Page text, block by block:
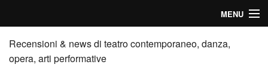
MENU
Home
Recensioni
Recensioni & news di teatro contemporaneo, danza,
opera, arti performative